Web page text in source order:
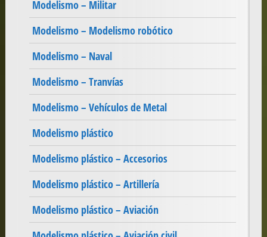
Modelismo – Militar
Modelismo – Modelismo robótico
Modelismo – Naval
Modelismo – Tranvías
Modelismo – Vehículos de Metal
Modelismo plástico
Modelismo plástico – Accesorios
Modelismo plástico – Artillería
Modelismo plástico – Aviación